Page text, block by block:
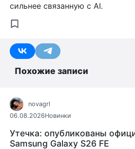
сильнее связанную с AI.
Похожие записи
novagrl
06.08.2026Новинки
Утечка: опубликованы
Samsung Galaxy S26 FE